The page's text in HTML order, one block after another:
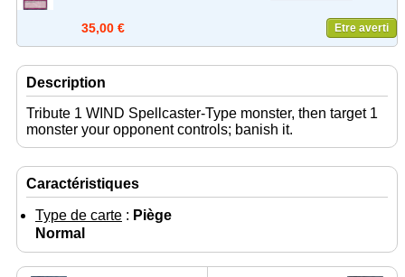
35,00 € Etre averti
Description
Tribute 1 WIND Spellcaster-Type monster, then target 1
monster your opponent controls; banish it.
Caractéristiques
Type de carte : Piège
Normal